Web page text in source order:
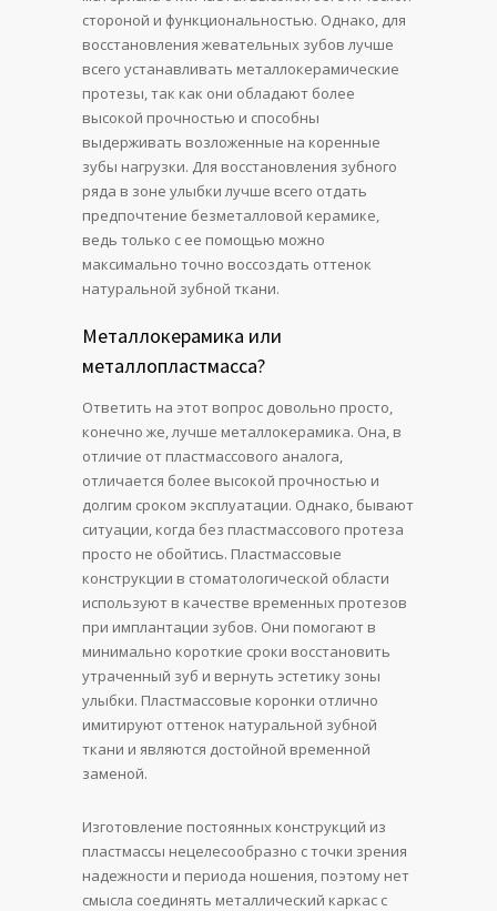
стороной и функциональностью. Однако, для
восстановления жевательных зубов лучше
всего устанавливать металлокерамические
протезы, так как они обладают более
высокой прочностью и способны
выдерживать возложенные на коренные
зубы нагрузки. Для восстановления зубного
ряда в зоне улыбки лучше всего отдать
предпочтение безметалловой керамике,
ведь только с ее помощью можно
максимально точно воссоздать оттенок
натуральной зубной ткани.
Металлокерамика или
металлопластмасса?
Ответить на этот вопрос довольно просто,
конечно же, лучше металлокерамика. Она, в
отличие от пластмассового аналога,
отличается более высокой прочностью и
долгим сроком эксплуатации. Однако, бывают
ситуации, когда без пластмассового протеза
просто не обойтись. Пластмассовые
конструкции в стоматологической области
используют в качестве временных протезов
при имплантации зубов. Они помогают в
минимально короткие сроки восстановить
утраченный зуб и вернуть эстетику зоны
улыбки. Пластмассовые коронки отлично
имитируют оттенок натуральной зубной
ткани и являются достойной временной
заменой.
Изготовление постоянных конструкций из
пластмассы нецелесообразно с точки зрения
надежности и периода ношения, поэтому нет
смысла соединять металлический каркас с